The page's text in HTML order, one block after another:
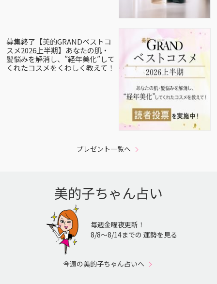
募集終了【美的GRANDベストコ
スメ2026上半期】あなたの肌・
髪悩みを解消し、”経年美化”して
くれたコスメをくわしく教えて！
プレゼント一覧へ
美的子ちゃん占い
毎週金曜夜更新！
8/8〜8/14までの 運勢を見る
今週の美的子ちゃん占いへ